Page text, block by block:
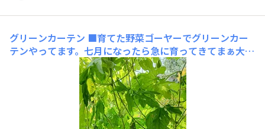
グリーンカーテン ■育てた野菜ゴーヤーでグリーンカー
テンやってます。七月になったら急に育ってきてまぁ大変
なことに。屋根まで届く！！■工夫ポイント芝生の端に植
えてますが野菜ネットを屋根まで張って這わせてます。